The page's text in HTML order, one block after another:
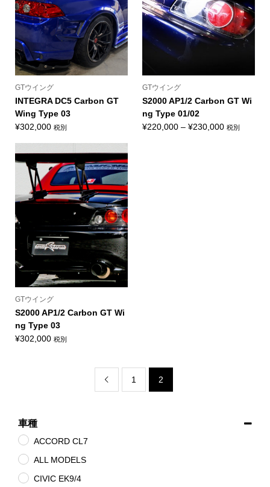
GTウイング
INTEGRA DC5 Carbon GT
Wing Type 03
¥302,000 税別
GTウイング
S2000 AP1/2 Carbon GT Wi
ng Type 01/02
¥220,000 –¥230,000価税別
GTウイング
S2000 AP1/2 Carbon GT Wi
ng Type 03
¥302,000 税別
 1 2
車種
ACCORD CL7
ALL MODELS
CIVIC EK9/4